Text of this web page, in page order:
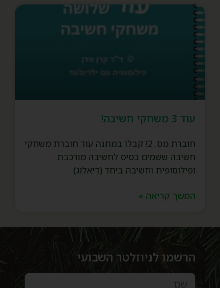
עוד 3 משחקי חשיבה!
חוברת מס. 2! קבלו במתנה עוד חוברת משחקי
חשיבה ששמים בסיס לחשיבה מורכבת
ופילוסופית וחשיבה ביחד (דיאלוג)
המשך קריאה »
הרשמו לניוזלטר השבועי